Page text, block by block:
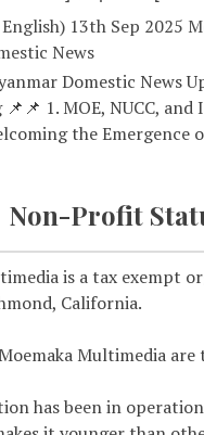
13th Sep 2025
News
Domestic News
1. MOE, NUCC, and
the Emergence
Non-Profit
is a tax exempt
California.
Multimedia are
has been in